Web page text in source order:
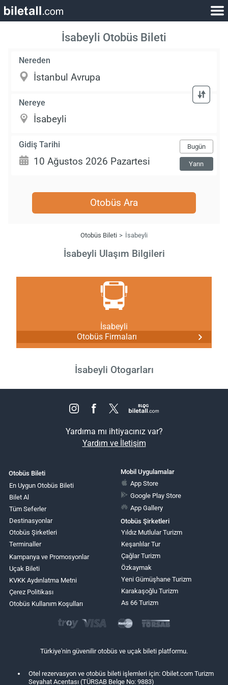
İsabeyli Otobüs Bileti
Nereden
Nereye
Gidiş Tarihi Bugün
Yarın
Otobüs Ara
Otobüs Bileti İsabeyli
İsabeyli Ulaşım Bilgileri
İsabeyli
Otobüs Firmaları
İsabeyli Otogarları
Yardıma mı ihtiyacınız var?
Yardım ve İletişim
Otobüs Bileti
En Uygun Otobüs Bileti
Bilet Al
Tüm Seferler
Destinasyonlar
Otobüs Şirketleri
Terminaller
Kampanya ve Promosyonlar
Uçak Bileti
KVKK Aydınlatma Metni
Çerez Politikası
Otobüs Kullanım Koşulları
Mobil Uygulamalar
App Store
Google Play Store
App Gallery
Otobüs Şirketleri
Yıldız Mutlular Turizm
Keşanlılar Tur
Çağlar Turizm
Özkaymak
Yeni Gümüşhane Turizm
Karakaşoğlu Turizm
As 66 Turizm
Türkiye'nin güvenilir otobüs ve uçak bileti platformu.
Otel rezervasyon ve otobüs bileti işlemleri için: Obilet.com Turizm
Seyahat Acentası (TÜRSAB Belge No: 9883)